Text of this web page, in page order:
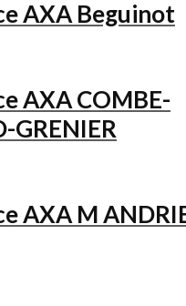
AXA Beguinot
AXA COMBE-
GRENIER
AXA M